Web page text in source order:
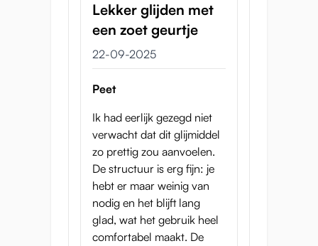
Lekker glijden met
een zoet geurtje
22-09-2025
Peet
Ik had eerlijk gezegd niet
verwacht dat dit glijmiddel
zo prettig zou aanvoelen.
De structuur is erg fijn: je
hebt er maar weinig van
nodig en het blijft lang
glad, wat het gebruik heel
comfortabel maakt. De